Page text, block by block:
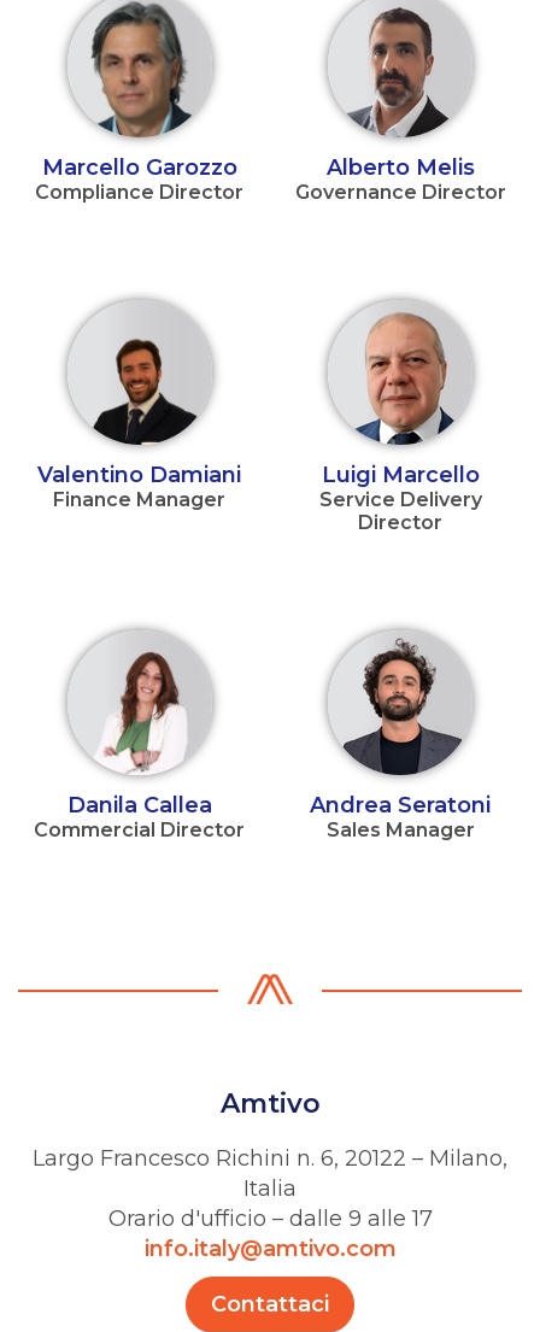
Marcello Garozzo
Compliance Director
Alberto Melis
Governance Director
Valentino Damiani
Finance Manager
Luigi Marcello
Service Delivery
Director
Danila Callea
Commercial Director
Andrea Seratoni
Sales Manager
Amtivo
Largo Francesco Richini n. 6, 20122 – Milano,
Italia
Orario d'ufficio – dalle 9 alle 17
info.italy@amtivo.com
Contattaci